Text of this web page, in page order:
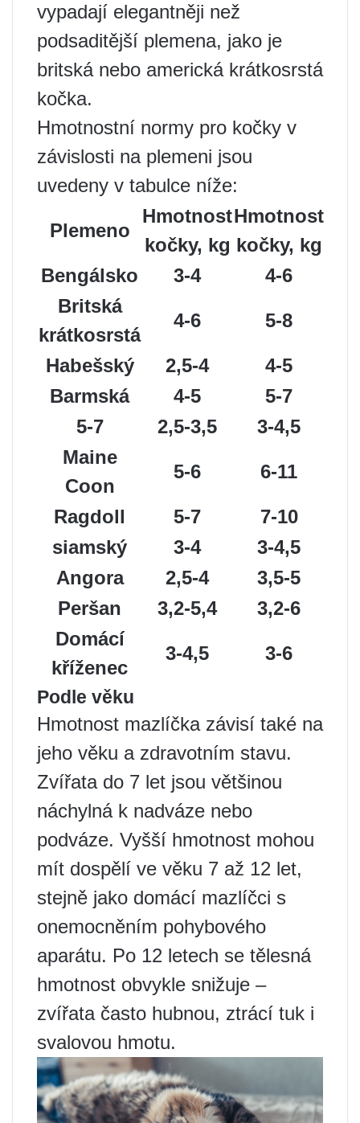
vypadají elegantněji než
podsaditější plemena, jako je
britská nebo americká krátkosrstá
kočka.
Hmotnostní normy pro kočky v
závislosti na plemeni jsou
uvedeny v tabulce níže:
Plemeno
Hmotnost
kočky, kg
Hmotnost
kočky, kg
Bengálsko
3-4
4-6
Britská
krátkosrstá
4-6 5-8
Habešský 2,5-4
4-5
Barmská
4-5
5-7
5-7
2,5-3,5
3-4,5
Maine
Coon
5-6 6-11
Ragdoll 5-7
7-10
siamský
3-4
3-4,5
Angora
2,5-4
3,5-5
Peršan
3,2-5,4
3,2-6
Domácí
kříženec
3-4,5 3-6
Podle věku
Hmotnost mazlíčka závisí také na
jeho věku a zdravotním stavu.
Zvířata do 7 let jsou většinou
náchylná k nadváze nebo
podváze. Vyšší hmotnost mohou
mít dospělí ve věku 7 až 12 let,
stejně jako domácí mazlíčci s
onemocněním pohybového
aparátu. Po 12 letech se tělesná
hmotnost obvykle snižuje –
zvířata často hubnou, ztrácí tuk i
svalovou hmotu.